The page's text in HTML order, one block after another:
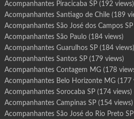
Acompanhantes Piracicaba SP(192 views)
Acompanhantes Santiago de Chile(189
Acompanhantes São José dos Campos SP
Acompanhantes São Paulo(184 views)
Acompanhantes Guarulhos SP(184 views)
Acompanhantes Santos SP(179 views)
Acompanhantes Contagem MG(178
Acompanhantes Belo Horizonte MG(177
Acompanhantes Sorocaba SP(174 views)
Acompanhantes Campinas SP(154 views)
Acompanhantes São José do Rio Preto SP